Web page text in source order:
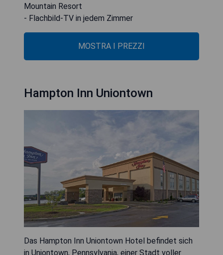
Mountain Resort
- Flachbild-TV in jedem Zimmer
MOSTRA I PREZZI
Hampton Inn Uniontown
Das Hampton Inn Uniontown Hotel befindet sich
in Uniontown, Pennsylvania, einer Stadt voller